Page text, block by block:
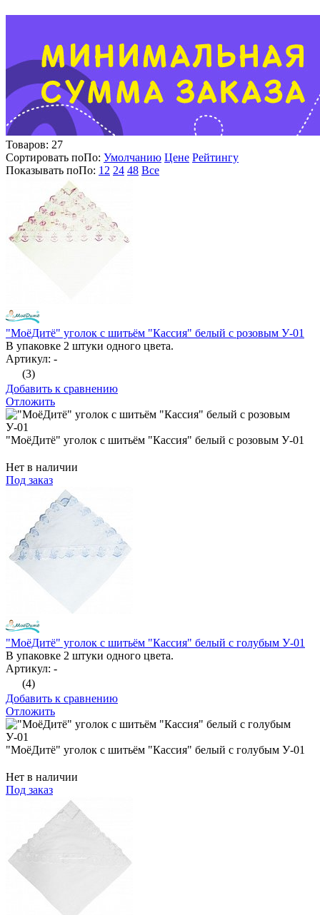
Товаров: 27
Сортировать поПо: Умолчанию Цене Рейтингу
Показывать поПо: 12 24 48 Все
"МоёДитё" уголок с шитьём "Кассия" белый с розовым У-01
В упаковке 2 штуки одного цвета.
Артикул: -
(3)
Добавить к сравнению
Отложить
"МоёДитё" уголок с шитьём "Кассия" белый с розовым У-01
Нет в наличии
Под заказ
"МоёДитё" уголок с шитьём "Кассия" белый с голубым У-01
В упаковке 2 штуки одного цвета.
Артикул: -
(4)
Добавить к сравнению
Отложить
"МоёДитё" уголок с шитьём "Кассия" белый с голубым У-01
Нет в наличии
Под заказ